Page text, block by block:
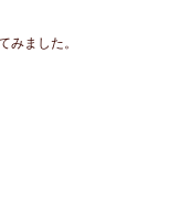
みました。